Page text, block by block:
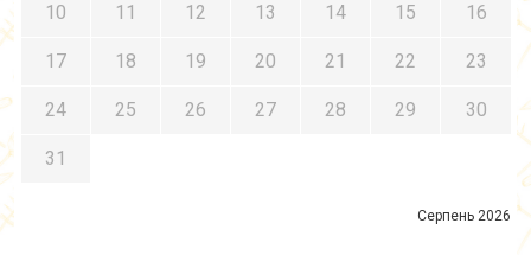
Серпень 2026
10 11 12 13 14 15 16
17 18 19 20 21 22 23
24 25 26 27 28 29 30
31